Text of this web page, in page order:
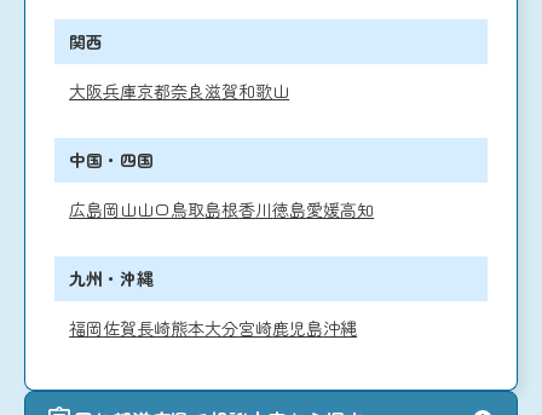
関西
大阪兵庫京都奈良滋賀和歌山
中国・四国
広島岡山山口鳥取島根香川徳島愛媛高知
九州・沖縄
福岡佐賀長崎熊本大分宮崎鹿児島沖縄